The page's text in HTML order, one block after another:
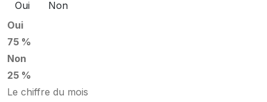
Oui
Non
Oui
75 %
Non
25 %
Le chiffre du mois